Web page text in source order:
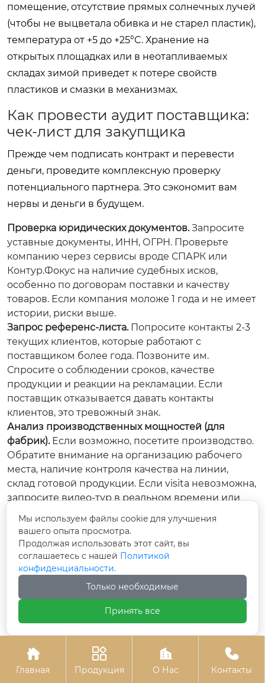
помещение, отсутствие прямых солнечных лучей
(чтобы не выцветала обивка и не старел пластик),
температура от +5 до +25°C. Хранение на
открытых площадках или в неотапливаемых
складах зимой приведет к потере свойств
пластиков и смазки в механизмах.
Как провести аудит поставщика:
чек-лист для закупщика
Прежде чем подписать контракт и перевести
деньги, проведите комплексную проверку
потенциального партнера. Это сэкономит вам
нервы и деньги в будущем.
Проверка юридических документов.Запросите
уставные документы, ИНН, ОГРН. Проверьте
компанию через сервисы вроде СПАРК или
Контур.Фокус на наличие судебных исков,
особенно по договорам поставки и качеству
товаров. Если компания моложе 1 года и не имеет
истории, риски выше.
Запрос референс-листа.Попросите контакты 2-3
текущих клиентов, которые работают с
поставщиком более года. Позвоните им.
Спросите о соблюдении сроков, качестве
продукции и реакции на рекламации. Если
поставщик отказывается давать контакты
клиентов, это тревожный знак.
Анализ производственных мощностей (для
фабрик).Если возможно, посетите производство.
Обратите внимание на организацию рабочего
места, наличие контроля качества на линии,
склад готовой продукции. Если visita невозможна,
запросите видео-тур в реальном времени или
наличие сертификатов ISO 9001, BSCI.
Тестовая закупка.Никогда не размещайте сразу
большой оптовый заказ. Закажите образцы (3-5
кресел разных моделей). Протестируйте их в
реальных условиях: посадите людей разного веса,
покрутите механизмы, оцените запах материалов.
Разберите одно кресло, чтобы посмотреть
качество сварки швов, толщину металла,
состояние газлифта.
Оценка коммуникации.
Как быстро отвечает
менеджер? Насколько компетентны его ответы?

Главная

Продукция

О Нас

Контакты
Мы используем файлы cookie для улучшения
вашего опыта просмотра.
Продолжая использовать этот сайт, вы
соглашаетесь с нашей Политикой
конфиденциальности.
Только необходимые
Принять все